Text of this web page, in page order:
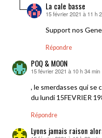
La cale basse
dit :
15 février 2021 à 11 h
Support nos
Répondre
POQ & MOON
dit :
15 février 2021 à 10 h 34 min
, le smerdasses qui se
du lundi 15FEVRIER
Répondre
Lyons jamais raison